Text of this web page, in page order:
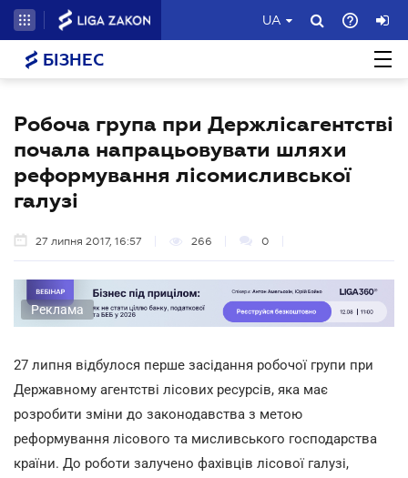
UA
БІЗНЕС
Робоча група при Держлісагентстві
почала напрацьовувати шляхи
реформування лісомисливської
галузі
27 липня 2017, 16:57 266 0
Реклама
27 липня відбулося перше засідання робочої групи при
Державному агентстві лісових ресурсів, яка має
розробити зміни до законодавства з метою
реформування лісового та мисливського господарства
країни. До роботи залучено фахівців лісової галузі,